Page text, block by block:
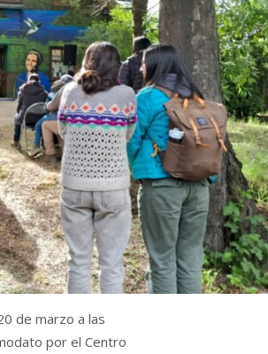
de marzo a las
por el Centro